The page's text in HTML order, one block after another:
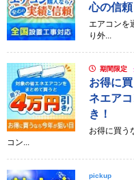
心の信頼
エアコンを
り外...
期間限定
お得に
ネエア
き！
お得に買う
コン...
pickup